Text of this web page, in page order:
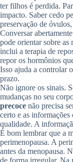
ter filhos é perdida.
impacto. Saber cedo
preservação de
Conversar
pode orientar sobre as
inclui a terapia de
repor os hormônios
Isso ajuda a controlar
prazo.
Não ignore os sinais.
mudanças no seu
precoce não precisa
certo e as
qualidade. A
É bom lembrar que a
perimenopausa. A
antes da menopausa.
de forma irregular. Na